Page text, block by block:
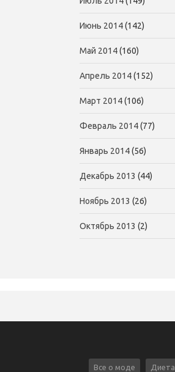
Июнь 2014(142)
Май 2014(160)
Апрель 2014(152)
Март 2014(106)
Февраль 2014(77)
Январь 2014(56)
Декабрь 2013 (44)
Ноябрь 2013 (26)
Октябрь 2013 (2)
Все о моде Диета